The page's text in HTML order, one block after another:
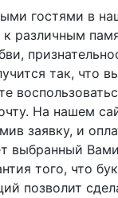
гостями в
различным
так, что
На нашем
заявку, и
выбранный
того, что
позволит